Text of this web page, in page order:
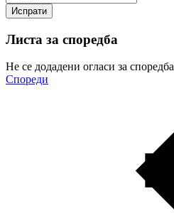
Листа за споредба
Не се додадени огласи за споредба
Спореди